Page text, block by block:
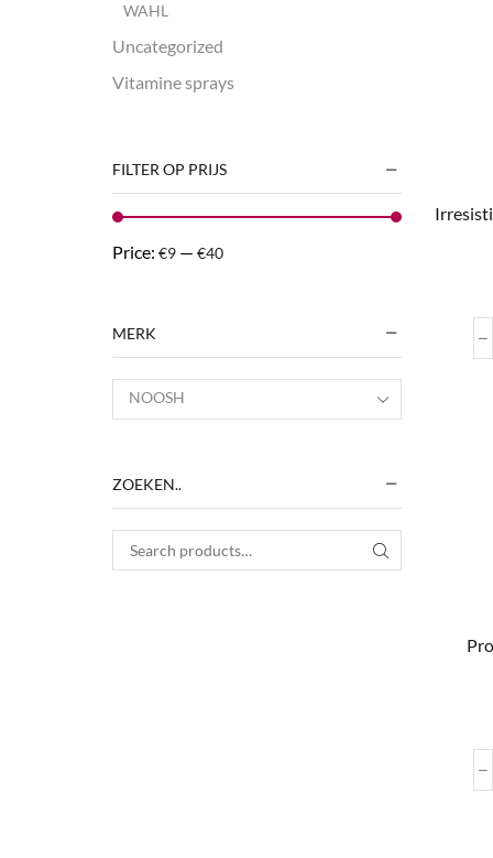
WAHL
Uncategorized
Vitamine sprays
FILTER OP PRIJS
Price: €9 — €40
MERK
NOOSH
ZOEKEN..
Search for: SEARCH